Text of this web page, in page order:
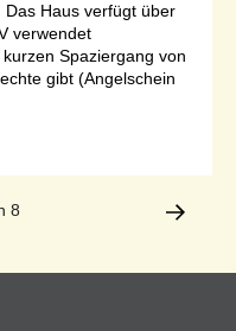
Haus verfügt über
verwendet
Spaziergang von
gibt (Angelschein
8